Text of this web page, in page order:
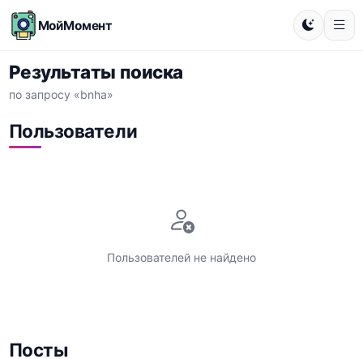
МойМомент
Результаты поиска
по запросу «bnha»
Пользователи
Пользователей не найдено
Посты